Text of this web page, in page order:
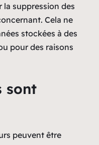
suppression des
Cela ne
stockées à des
pour des raisons
sont
peuvent être